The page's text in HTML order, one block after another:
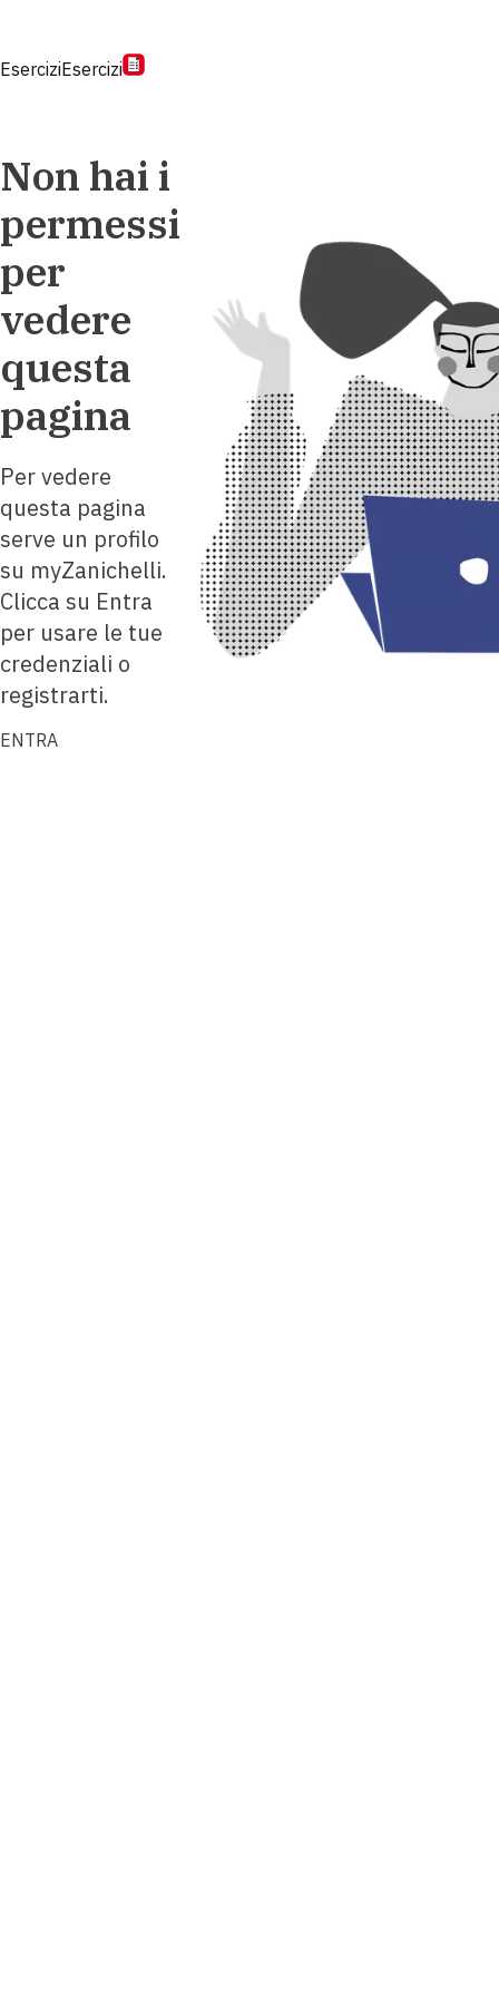
EserciziEsercizi
Non hai i
permessi
per
vedere
questa
pagina
Per vedere
questa pagina
serve un profilo
su myZanichelli.
Clicca su Entra
per usare le tue
credenziali o
registrarti.
ENTRA